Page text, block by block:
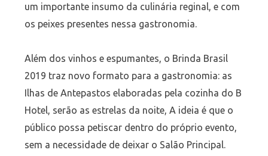
um importante insumo da culinária reginal, e com
os peixes presentes nessa gastronomia.
Além dos vinhos e espumantes, o Brinda Brasil
2019 traz novo formato para a gastronomia: as
Ilhas de Antepastos elaboradas pela cozinha do B
Hotel, serão as estrelas da noite, A ideia é que o
público possa petiscar dentro do próprio evento,
sem a necessidade de deixar o Salão Principal.